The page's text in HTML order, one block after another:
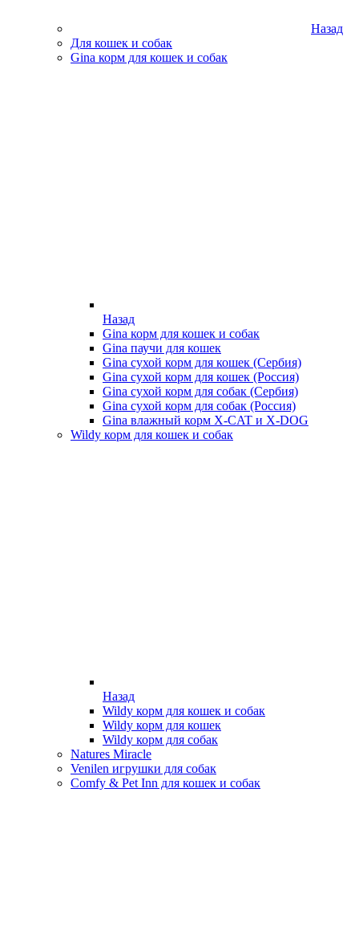
Назад
Для кошек и собак
Gina корм для кошек и собак
Назад
Gina корм для кошек и собак
Gina паучи для кошек
Gina сухой корм для кошек (Сербия)
Gina сухой корм для кошек (Россия)
Gina сухой корм для собак (Сербия)
Gina сухой корм для собак (Россия)
Gina влажный корм X-CAT и X-DOG
Wildy корм для кошек и собак
Назад
Wildy корм для кошек и собак
Wildy корм для кошек
Wildy корм для собак
Natures Miracle
Venilen игрушки для собак
Comfy & Pet Inn для кошек и собак